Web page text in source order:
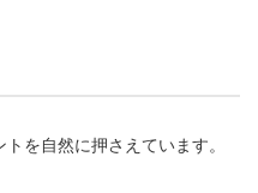
を自然に押さえています。